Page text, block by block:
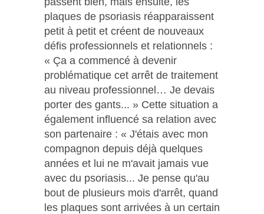
plaques de psoriasis réapparaissent
petit à petit et créent de nouveaux
défis professionnels et relationnels :
« Ça a commencé à devenir
problématique cet arrêt de traitement
au niveau professionnel… Je devais
porter des gants... » Cette situation a
également influencé sa relation avec
son partenaire : « J'étais avec mon
compagnon depuis déjà quelques
années et lui ne m'avait jamais vue
avec du psoriasis... Je pense qu'au
bout de plusieurs mois d'arrêt, quand
les plaques sont arrivées à un certain